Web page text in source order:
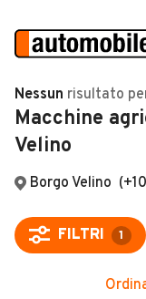
Auto
Auto usate
Auto Km 0
Auto Nuove
VENDI
MAGAZINE
ACCEDI
Nessun risultato
Macchine
Velino
Borgo Velino
FILTRI 1